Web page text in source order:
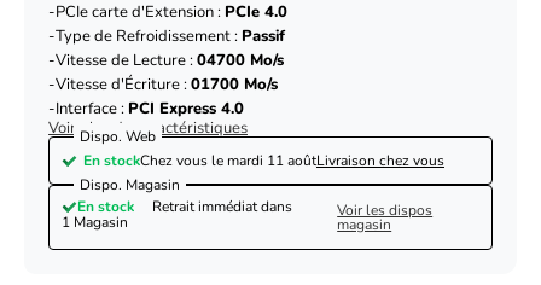
PCIe carte d'Extension : PCIe 4.0
Type de Refroidissement : Passif
Vitesse de Lecture :04700 Mo/s
Vitesse d'Écriture :01700 Mo/s
Interface : PCI Express 4.0
Voir plus de caractéristiques
Dispo. Web
En stockChez vous le mardi 11 aoûtLivraison chez vous
Dispo. Magasin
En stock
Retrait immédiat dans
1 Magasin
Voir les dispos
magasin